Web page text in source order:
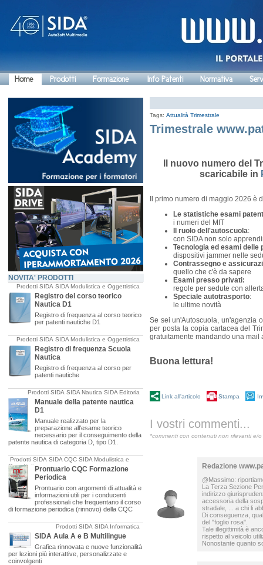
Home Prodotti Formazione Info Patenti Normativa
NOVITA' PRODOTTI
Prodotti SIDA SIDA Modulistica e Oggettistica
Registro del corso teorico
Nautica D1
Registro di frequenza al corso teorico
per patenti nautiche D1
Prodotti SIDA SIDA Modulistica e Oggettistica
Registro di frequenza Scuola
Nautica
Registro di frequenza al corso per
patenti nautiche
Prodotti SIDA SIDA Nautica SIDA Editoria
Manuale della patente nautica
D1
Manuale realizzato per la
preparazione all'esame teorico
necessario per il conseguimento della
patente nautica di categoria D, tipo D1.
Prodotti SIDA SIDA CQC SIDA Modulistica e
OggettisticaProntuario CQC Formazione
Periodica
Prontuario con argomenti di attualità e
informazioni utili per i conducenti
professionali che frequentano il corso
di formazione periodica (rinnovo) della CQC
Prodotti SIDA SIDA Informatica
SIDA Aula A e B Multilingue
Grafica rinnovata e nuove funzionalità
per lezioni più interattive, personalizzate e
coinvolgenti
Tags: Attualità Trimestrale
Trimestrale
Il nuovo numero del
scaricabile in
Il primo numero di maggio 2026 è
Le statistiche esami
i numeri del MIT
Il ruolo dell'autoscuola:
con SIDA non solo
Tecnologia ed esami delle
dispositivi jammer nelle
Contrassegno e
quello che c'è da sapere
Esami presso privati:
regole per sedute con
Speciale autotrasporto:
le ultime novità
Se sei un'Autoscuola, un'agenzia
per posta la copia cartacea del
gratuitamente mandando una mail
Buona lettura!
Link all'articolo Stampa
I vostri commenti...
*commenti con contenuti non rilevanti e/
Redazione
@Massimo:
La Terza Sezione
indirizzo
accessoria della
stradale, ... a chi li
Di conseguenza,
del "foglio rosa".
Tale illegittimità è
rispetto al veicolo
Nonostante quanto